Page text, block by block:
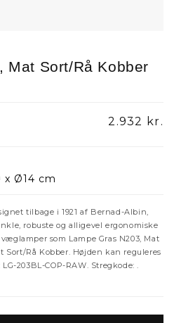
Mat Sort/Rå Kobber
2.932 kr.
x Ø14 cm
tilbage i 1921 af Bernad-Albin,
robuste og alligevel ergonomiske
som Lampe Gras N203, Mat
Sort/Rå Kobber. Højden kan reguleres
203BL-COP-RAW. Stregkode: .